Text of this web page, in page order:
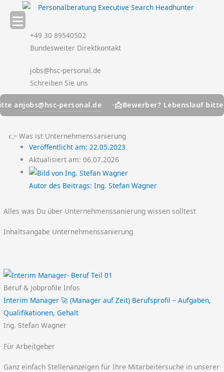
Inhalt
springen +49 30 89540502
Bundesweiter Direktkontakt
jobs@hsc-personal.de
Schreiben Sie uns
jobs@hsc-personal.de Bewerber? Lebenslauf bitte an
👉 Was ist Unternehmenssanierung
Veröffentlicht am:22.05.2023
Aktualisiert am: 06.07.2026
Autor des Beitrags: Ing. Stefan Wagner
Alles was Du über Unternehmenssanierung wissen solltest
Inhaltsangabe Unternehmenssanierung
Beruf & Jobprofile Infos
Interim Manager 🚀 (Manager auf Zeit) Berufsprofil – Aufgaben,
Qualifikationen, Gehalt
Ing. Stefan Wagner
Für Arbeitgeber
Ganz einfach Stellenanzeigen für Ihre Mitarbeitersuche in unserer